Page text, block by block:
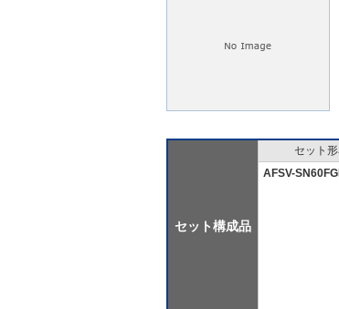
セット構成品
セット形
AFSV-